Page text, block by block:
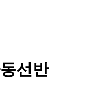
선반